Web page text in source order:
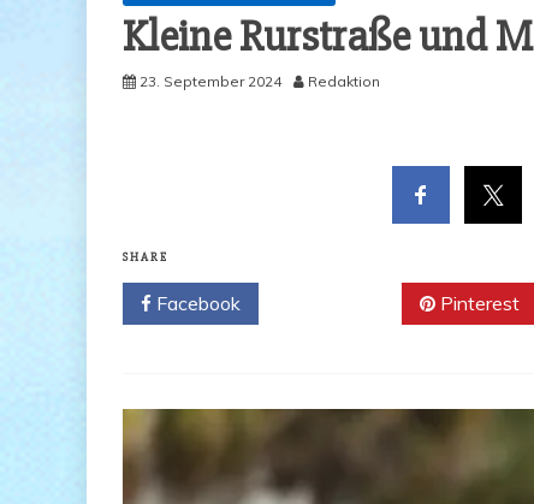
Klei­ne Rur­stra­ße und
23. September 2024 Redaktion
SHARE
Facebook Pinterest